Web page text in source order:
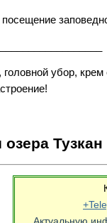
убор,
Актуальную